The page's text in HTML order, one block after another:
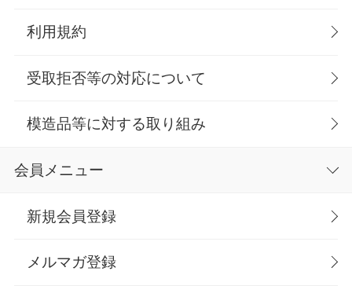
利用規約
受取拒否等の対応について
模造品等に対する取り組み
会員メニュー
新規会員登録
メルマガ登録